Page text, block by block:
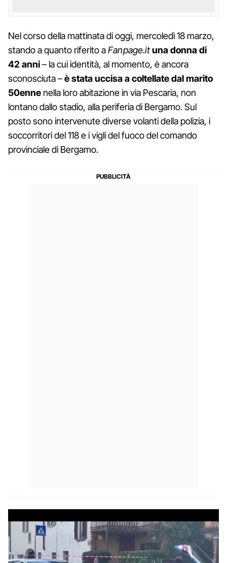
Nel corso della mattinata di oggi, mercoledì 18 marzo,
stando a quanto riferito aFanpage.ituna donna di
42 anni– la cui identità, al momento, è ancora
sconosciuta –è stata uccisa a coltellate dal marito
50enne nella loro abitazione in via Pescaria, non
lontano dallo stadio, alla periferia di Bergamo. Sul
posto sono intervenute diverse volanti della polizia, i
soccorritori del 118 e i vigli del fuoco del comando
provinciale di Bergamo.